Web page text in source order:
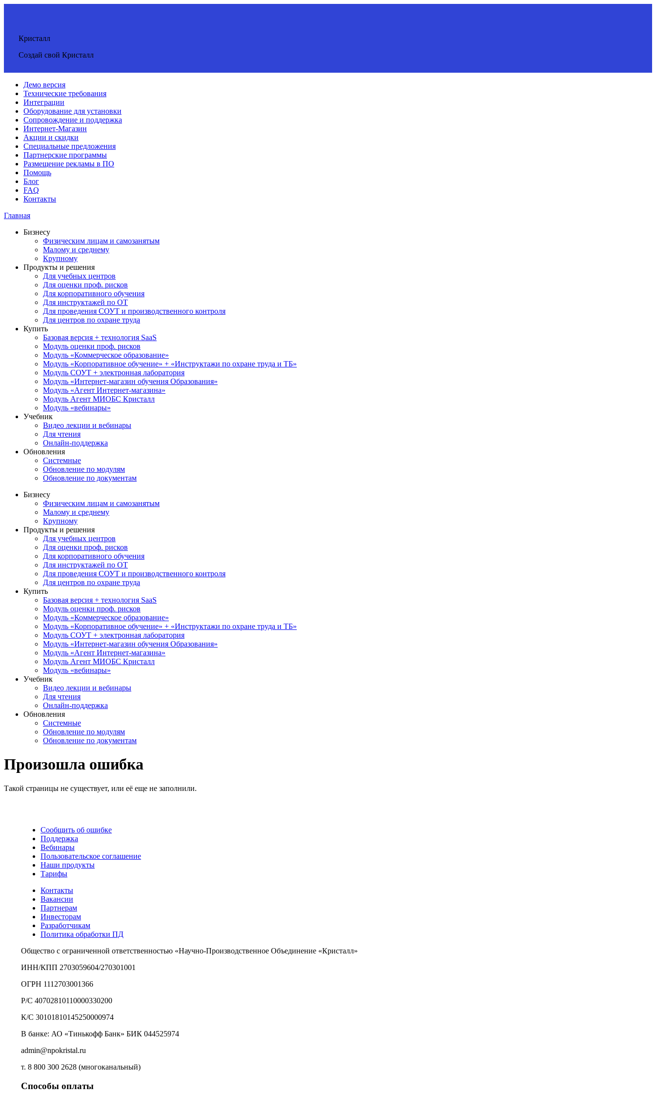
Кристалл
Создай свой Кристалл
Демо версия
Технические требования
Интеграции
Оборудование для установки
Сопровождение и поддержка
Интернет-Магазин
Акции и скидки
Специальные предложения
Партнерские программы
Размещение рекламы в ПО
Помощь
Блог
FAQ
Контакты
Главная
Бизнесу
Физическим лицам и самозанятым
Малому и среднему
Крупному
Продукты и решения
Для учебных центров
Для оценки проф. рисков
Для корпоративного обучения
Для инструктажей по ОТ
Для проведения СОУТ и производственного контроля
Для центров по охране труда
Купить
Базовая версия + технология SaaS
Модуль оценки проф. рисков
Модуль «Коммерческое образование»
Модуль «Корпоративное обучение» + «Инструктажи по охране труда и ТБ»
Модуль СОУТ + электронная лаборатория
Модуль «Интернет-магазин обучения Образования»
Модуль «Агент Интернет-магазина»
Модуль Агент МИОБС Кристалл
Модуль «вебинары»
Учебник
Видео лекции и вебинары
Для чтения
Онлайн-поддержка
Обновления
Системные
Обновление по модулям
Обновление по документам
Бизнесу
Физическим лицам и самозанятым
Малому и среднему
Крупному
Продукты и решения
Для учебных центров
Для оценки проф. рисков
Для корпоративного обучения
Для инструктажей по ОТ
Для проведения СОУТ и производственного контроля
Для центров по охране труда
Купить
Базовая версия + технология SaaS
Модуль оценки проф. рисков
Модуль «Коммерческое образование»
Модуль «Корпоративное обучение» + «Инструктажи по охране труда и ТБ»
Модуль СОУТ + электронная лаборатория
Модуль «Интернет-магазин обучения Образования»
Модуль «Агент Интернет-магазина»
Модуль Агент МИОБС Кристалл
Модуль «вебинары»
Учебник
Видео лекции и вебинары
Для чтения
Онлайн-поддержка
Обновления
Системные
Обновление по модулям
Обновление по документам
Произошла ошибка
Такой страницы не существует, или её еще не заполнили.
Сообщить об ошибке
Поддержка
Вебинары
Пользовательское соглашение
Наши продукты
Тарифы
Контакты
Вакансии
Партнерам
Инвесторам
Разработчикам
Политика обработки ПД
Общество с ограниченной ответственностью «Научно-Производственное Объединение «Кристалл»
ИНН/КПП 2703059604/270301001
ОГРН 1112703001366
Р/С 40702810110000330200
К/С 30101810145250000974
В банке: АО «Тинькофф Банк» БИК 044525974
admin@npokristal.ru
т. 8 800 300 2628 (многоканальный)
Способы оплаты